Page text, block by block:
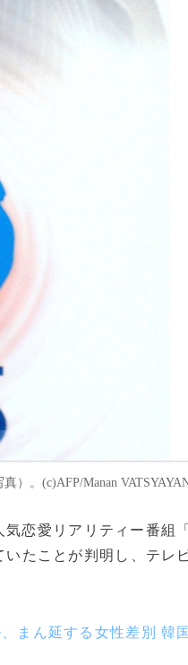
）。(c)AFP/Manan
気恋愛リアリティー番組
たことが判明し、テレ
まん延する女性差別 韓国